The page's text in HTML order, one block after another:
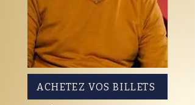
ACHETEZ VOS BILLETS